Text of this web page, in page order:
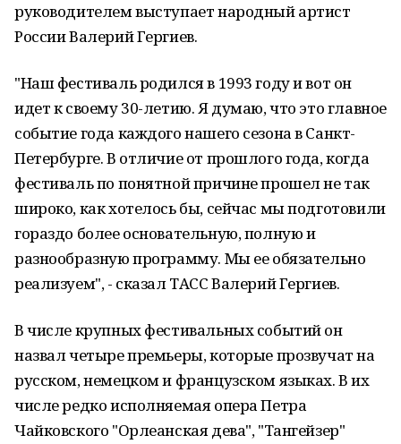
руководителем выступает народный артист
России Валерий Гергиев.
"Наш фестиваль родился в 1993 году и вот он
идет к своему 30-летию. Я думаю, что это главное
событие года каждого нашего сезона в Санкт-
Петербурге. В отличие от прошлого года, когда
фестиваль по понятной причине прошел не так
широко, как хотелось бы, сейчас мы подготовили
гораздо более основательную, полную и
разнообразную программу. Мы ее обязательно
реализуем", - сказал ТАСС Валерий Гергиев.
В числе крупных фестивальных событий он
назвал четыре премьеры, которые прозвучат на
русском, немецком и французском языках. В их
числе редко исполняемая опера Петра
Чайковского "Орлеанская дева", "Тангейзер"